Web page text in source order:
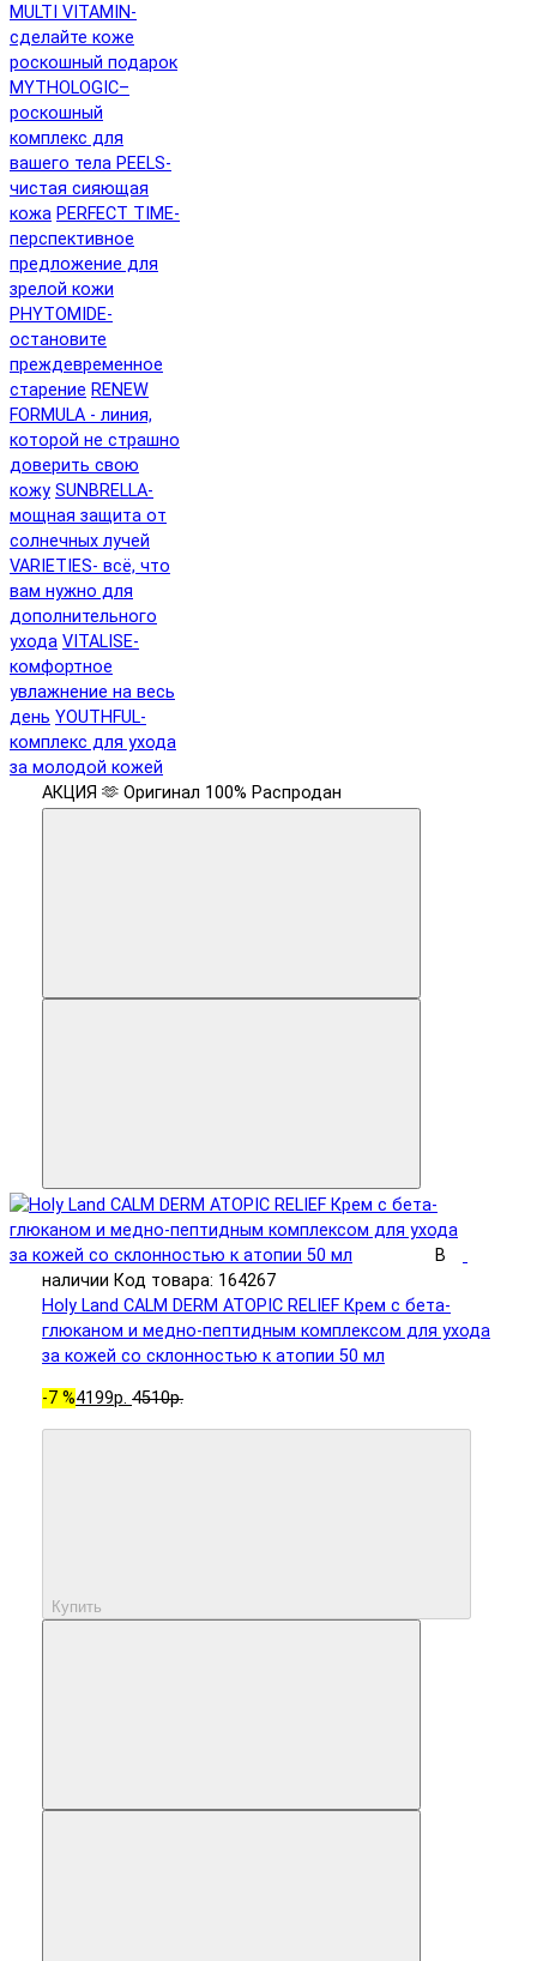
MULTI VITAMIN-
сделайте коже
роскошный подарок
MYTHOLOGIC–
роскошный
комплекс для
вашего тела PEELS-
чистая сияющая
кожа PERFECT TIME-
перспективное
предложение для
зрелой кожи
PHYTOMIDE-
остановите
преждевременное
старение RENEW
FORMULA - линия,
которой не страшно
доверить свою
кожу SUNBRELLA-
мощная защита от
солнечных лучей
VARIETIES- всё, что
вам нужно для
дополнительного
ухода VITALISE-
комфортное
увлажнение на весь
день YOUTHFUL-
комплекс для ухода
за молодой кожей
АКЦИЯ 🫶 Оригинал 100% Распродан
В
наличии Код товара: 164267
Holy Land CALM DERM ATOPIC RELIEF Крем с бета-
глюканом и медно-пептидным комплексом для ухода
за кожей со склонностью к атопии 50 мл
-7 %4199р. 4510р.
Купить